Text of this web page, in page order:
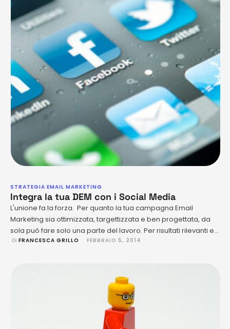
STRATEGIA EMAIL MARKETING
Integra la tua DEM con i Social Media
L'unione fa la forza. Per quanto la tua campagna Email
Marketing sia ottimizzata, targettizzata e ben progettata, da
sola può fare solo una parte del lavoro. Per risultati rilevanti e il
più propagati possibile va integrata ad altre azioni di
Di FRANCESCA GRILLO FEBBRAIO 5, 2014